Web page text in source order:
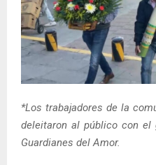
*Los trabajadores de la
deleitaron al público con el
Guardianes del Amor.